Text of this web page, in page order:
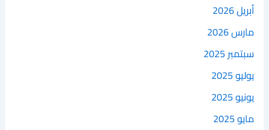
أبريل 2026
مارس 2026
سبتمبر 2025
يوليو 2025
يونيو 2025
مايو 2025